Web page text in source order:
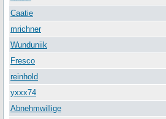
Caatie
mrichner
Wunduniik
Fresco
reinhold
yxxx74
Abnehmwillige